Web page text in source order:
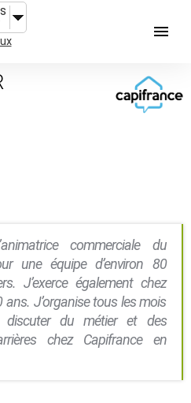
commerciale du
une équipe d’environ 80
J’exerce également chez
ans. J’organise tous les mois
discuter du métier et des
chez Capifrance en